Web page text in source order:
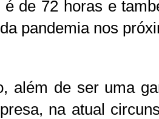
é de 72 horas e
pandemia nos
além de ser uma
na atual